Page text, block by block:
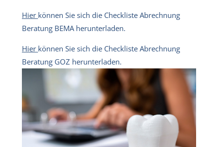
Hier können Sie sich die Checkliste Abrechnung
Beratung BEMA herunterladen.
Hier können Sie sich die Checkliste Abrechnung
Beratung GOZ herunterladen.